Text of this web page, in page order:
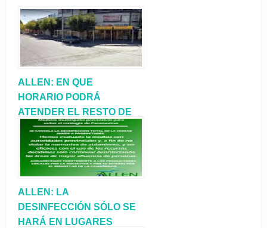
ALLEN: EN QUE
HORARIO PODRÁ
ATENDER EL RESTO DE
LOS COMERCIOS
ALLEN: LA
DESINFECCIÓN SÓLO SE
HARÁ EN LUGARES